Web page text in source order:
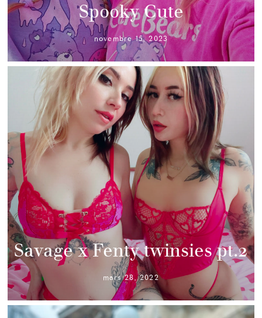
Spooky Cute
novembre 15, 2023
Savage x Fenty twinsies pt.2
mars 28, 2022